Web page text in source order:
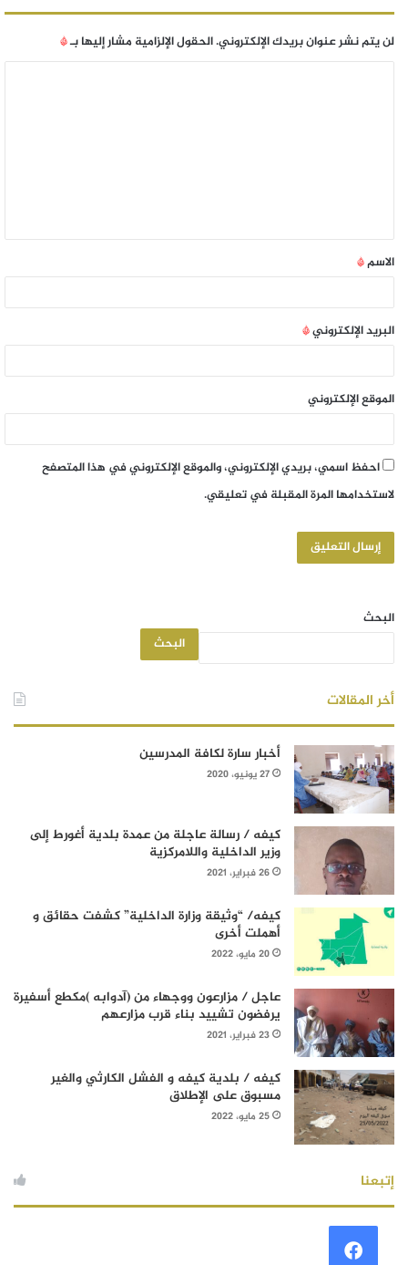
لن يتم نشر عنوان بريدك الإلكتروني.الحقول الإلزامية مشار إليها بـ*
الاسم*
البريد الإلكتروني*
الموقع الإلكتروني
احفظ اسمي، بريدي الإلكتروني، والموقع الإلكتروني في هذا المتصفح
لاستخدامها المرة المقبلة في تعليقي.
البحث
البحث
أخر المقالات
أخبار سارة لكافة المدرسين
27 يونيو، 2020
كيفه / رسالة عاجلة من عمدة بلدية أغورط إلى
وزير الداخلية واللامركزية
26 فبراير، 2021
كيفه/ “وثيقة وزارة الداخلية” كشفت حقائق و
أهملت أخرى
20 مايو، 2022
عاجل / مزارعون ووجهاء من (آدوابه )مكطع أسفيرة
يرفضون تشييد بناء قرب مزارعهم
23 فبراير، 2021
كيفه / بلدية كيفه و الفشل الكارثي والغير
مسبوق على الإطلاق
25 مايو، 2022
إتبعنا